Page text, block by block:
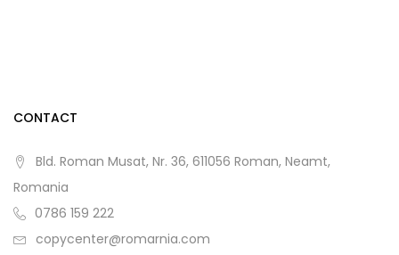
CONTACT
Bld. Roman Musat, Nr. 36, 611056 Roman, Neamt,
Romania
0786 159 222
copycenter@romarnia.com